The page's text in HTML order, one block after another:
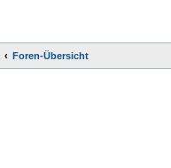
Foren-Übersicht